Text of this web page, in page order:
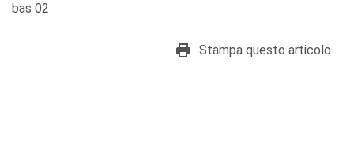
bas 02
Stampa questo articolo